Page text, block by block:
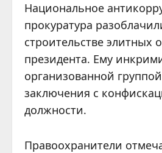
Национальное
прокуратура
строительстве
президента. Ему
организованной
заключения с
должности.
Правоохранители